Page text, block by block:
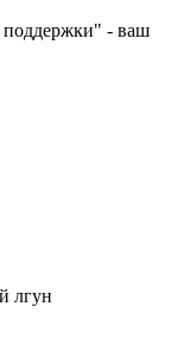
поддержки" - ваш
лгун